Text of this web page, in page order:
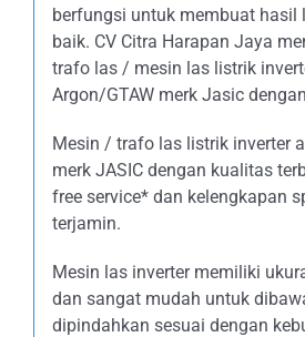
berfungsi untuk membuat hasil
baik. CV Citra Harapan Jaya
trafo las / mesin las listrik
Argon/GTAW merk Jasic
Mesin / trafo las listrik inverter
merk JASIC dengan kualitas
free service* dan kelengkapan
terjamin.
Mesin las inverter memiliki
dan sangat mudah untuk
dipindahkan sesuai dengan